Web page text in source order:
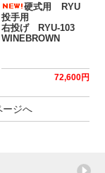
硬式用 RYU
投手用
右投げ RYU-103
WINEBROWN
72,600円
ージへ